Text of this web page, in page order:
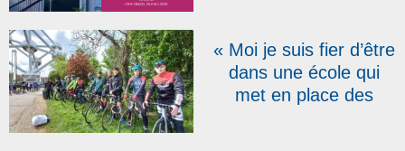
« Moi je suis fier d’être
dans une école qui
met en place des